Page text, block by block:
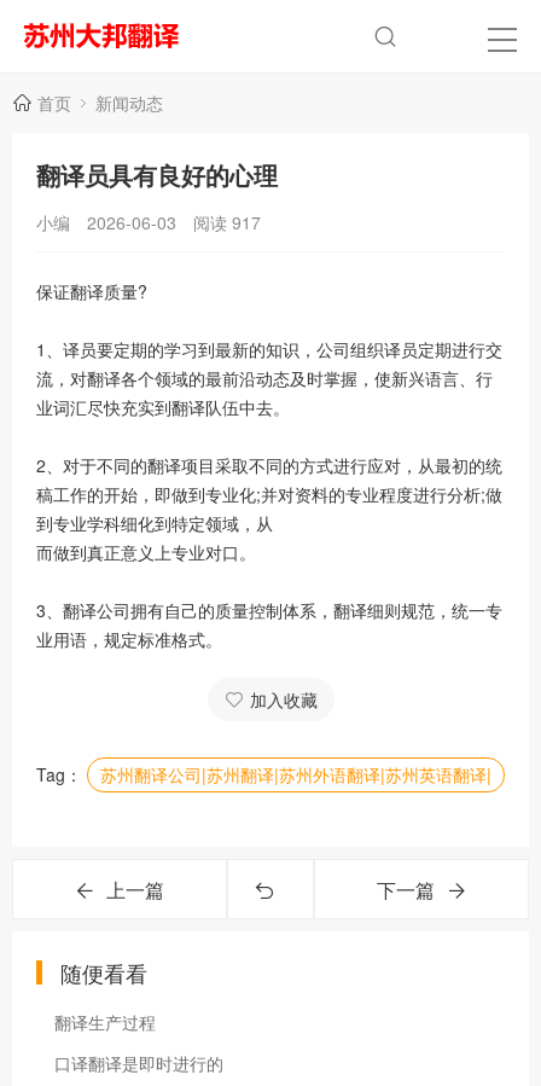
首页 新闻动态
翻译员具有良好的心理
小编 2026-06-03 阅读 917
保证翻译质量?
1、译员要定期的学习到最新的知识，公司组织译员定期进行交
流，对翻译各个领域的最前沿动态及时掌握，使新兴语言、行
业词汇尽快充实到翻译队伍中去。
2、对于不同的翻译项目采取不同的方式进行应对，从最初的统
稿工作的开始，即做到专业化;并对资料的专业程度进行分析;做
到专业学科细化到特定领域，从
而做到真正意义上专业对口。
3、翻译公司拥有自己的质量控制体系，翻译细则规范，统一专
业用语，规定标准格式。
加入收藏
Tag： 苏州翻译公司|苏州翻译|苏州外语翻译|苏州英语翻译|
上一篇 下一篇
随便看看
翻译生产过程
口译翻译是即时进行的